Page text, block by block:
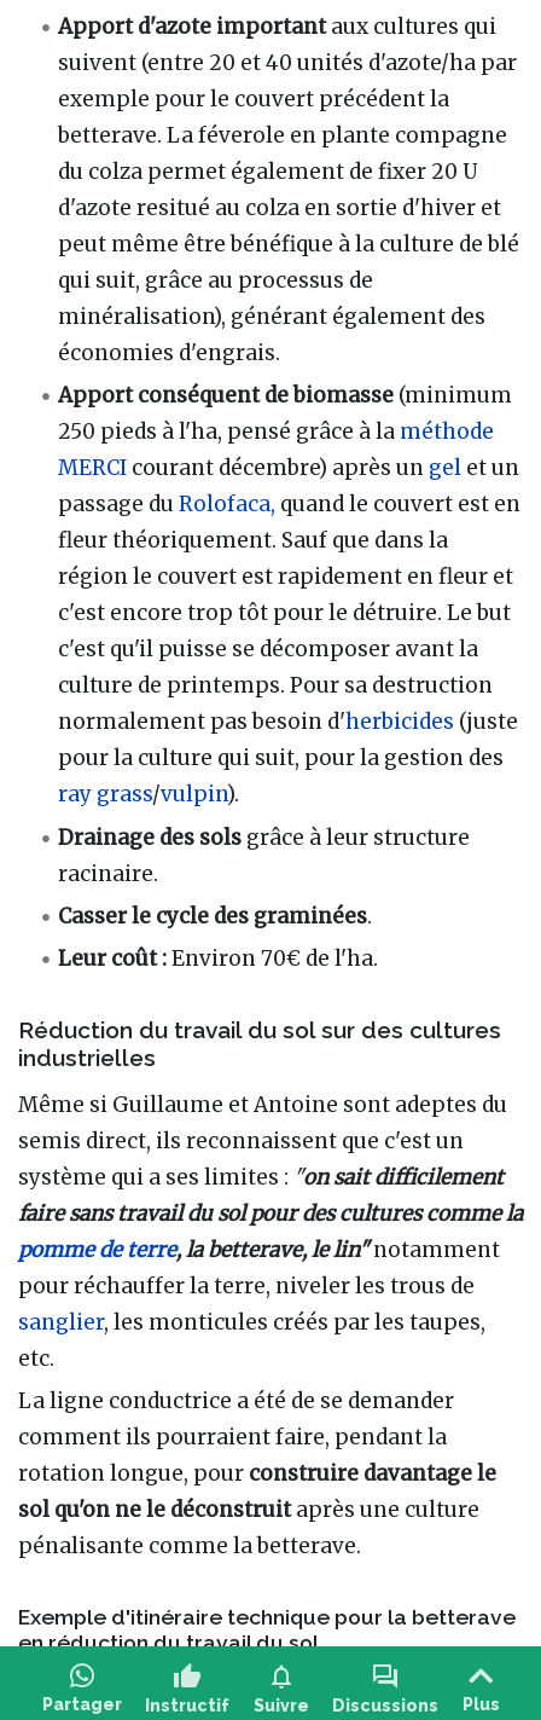
Apport d'azote importantaux cultures qui
suivent (entre 20 et 40 unités d'azote/ha par
exemple pour le couvert précédent la
betterave. La féverole en plante compagne
du colza permet également de fixer 20 U
d'azote resitué au colza en sortie d'hiver et
peut même être bénéfique à la culture de blé
qui suit, grâce au processus de
minéralisation), générant également des
économies d'engrais.
Apport conséquent de biomasse (minimum
250 pieds à l'ha, pensé grâce à la méthode
MERCI courant décembre) après un gel et un
passage duRolofaca, quand le couvert est en
fleur théoriquement. Sauf que dans la
région le couvert est rapidement en fleur et
c'est encore trop tôt pour le détruire. Le but
c'est qu'il puisse se décomposer avant la
culture de printemps. Pour sa destruction
normalement pas besoin d'herbicides (juste
pour la culture qui suit, pour la gestion des
ray grass/vulpin).
Drainage des sols grâce à leur structure
racinaire.
Casser le cycle des graminées.
Leur coût :Environ 70€ de l'ha.
Réduction du travail du sol sur des cultures
industrielles
Même si Guillaume et Antoine sont adeptes du
semis direct, ils reconnaissent que c'est un
système qui a ses limites : "on sait difficilement
faire sans travail du sol pour des cultures comme la
pomme de terre, la betterave, le lin"notamment
pour réchauffer la terre, niveler les trous de
sanglier, les monticules créés par les taupes,
etc.
La ligne conductrice a été de se demander
comment ils pourraient faire, pendant la
rotation longue, pour construire davantage le
sol qu'on ne le déconstruitaprès une culture
pénalisante comme la betterave.
Exemple d'itinéraire technique pour la betterave
en réduction du travail du sol
Pour les betteraves, quelques jours avant
Partager
thumb_up
Instructif
notifications
Suivre
forum
Discussions Plus